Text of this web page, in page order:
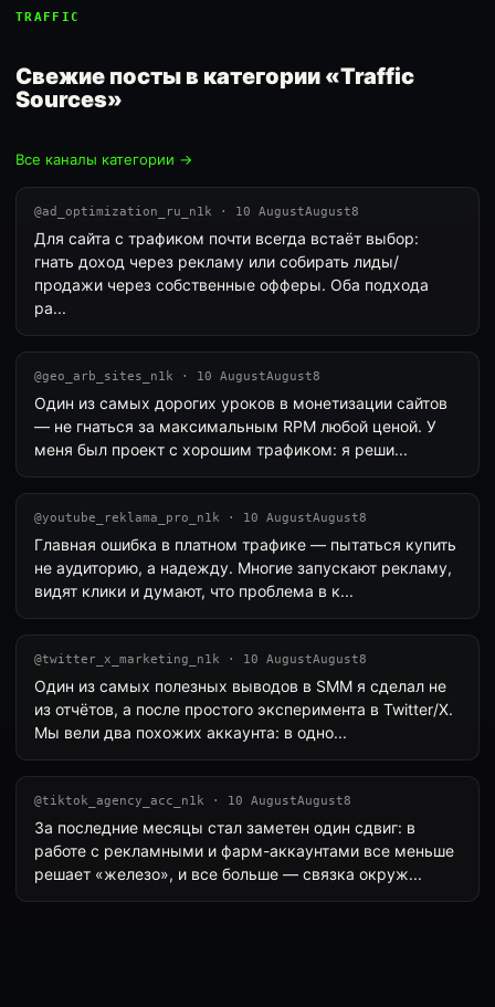
TRAFFIC
Свежие посты в категории «Traffic
Sources»
Все каналы категории →
@ad_optimization_ru_n1k · 10 AugustAugust8
Для сайта с трафиком почти всегда встаёт выбор:
гнать доход через рекламу или собирать лиды/
продажи через собственные офферы. Оба подхода
ра...
@geo_arb_sites_n1k · 10 AugustAugust8
Один из самых дорогих уроков в монетизации сайтов
— не гнаться за максимальным RPM любой ценой. У
меня был проект с хорошим трафиком: я реши...
@youtube_reklama_pro_n1k · 10 AugustAugust8
Главная ошибка в платном трафике — пытаться купить
не аудиторию, а надежду. Многие запускают рекламу,
видят клики и думают, что проблема в к...
@twitter_x_marketing_n1k · 10 AugustAugust8
Один из самых полезных выводов в SMM я сделал не
из отчётов, а после простого эксперимента в Twitter/X.
Мы вели два похожих аккаунта: в одно...
@tiktok_agency_acc_n1k · 10 AugustAugust8
За последние месяцы стал заметен один сдвиг: в
работе с рекламными и фарм-аккаунтами все меньше
решает «железо», и все больше — связка окруж...